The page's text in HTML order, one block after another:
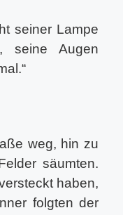
seiner Lampe
seine Augen
weg, hin zu
säumten.
haben,
folgten der